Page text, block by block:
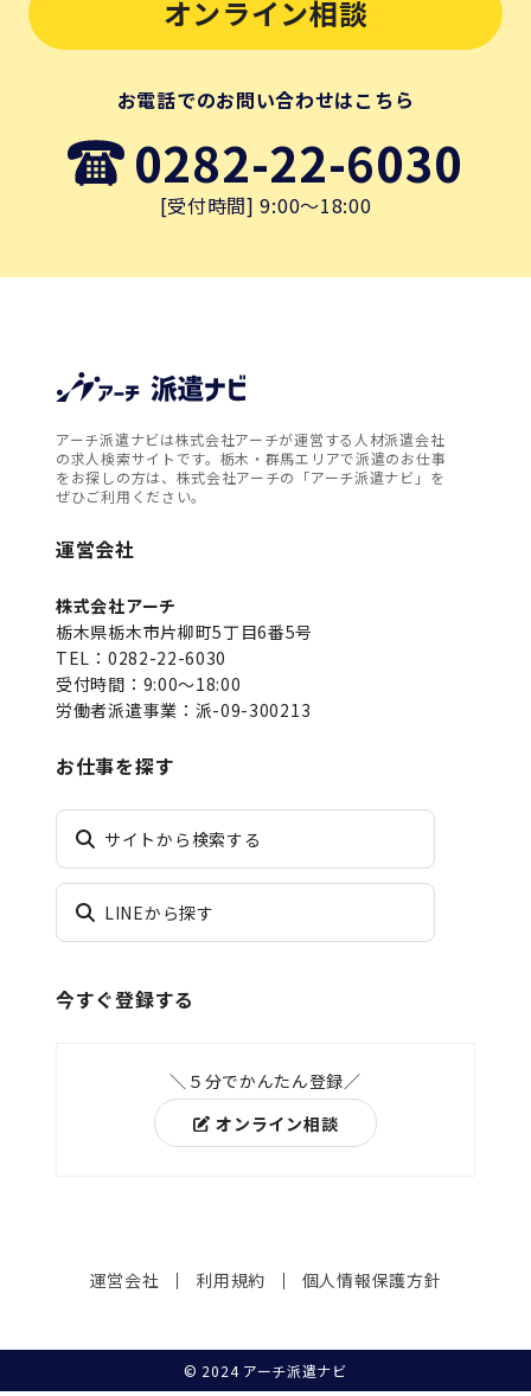
オンライン相談
お電話でのお問い合わせはこちら
0282-22-6030
[受付時間] 9:00～18:00
アーチ派遣ナビは株式会社アーチが運営する人材派遣会社
の求人検索サイトです。栃木・群馬エリアで派遣のお仕事
をお探しの方は、株式会社アーチの「アーチ派遣ナビ」を
ぜひご利用ください。
運営会社
株式会社アーチ
栃木県栃木市片柳町5丁目6番5号
TEL：0282-22-6030
受付時間：9:00～18:00
労働者派遣事業：派-09-300213
お仕事を探す
サイトから検索する
LINEから探す
今すぐ登録する
＼５分でかんたん登録／
オンライン相談
運営会社 利用規約 個人情報保護方針
© 2024 アーチ派遣ナビ